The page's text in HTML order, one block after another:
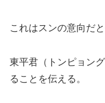
これはスンの意向だ
東平君（トンピョン
ることを伝える。